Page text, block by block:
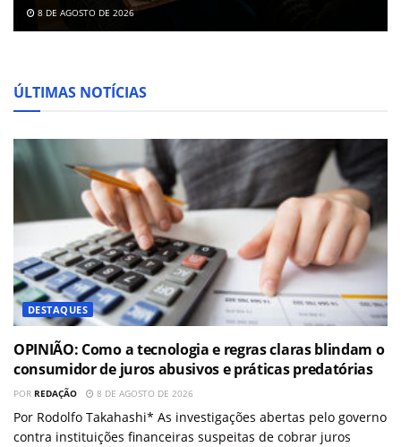
8 DE AGOSTO DE 2026
ÚLTIMAS NOTÍCIAS
DESTAQUES
OPINIÃO: Como a tecnologia e regras claras blindam o
consumidor de juros abusivos e práticas predatórias
POR REDAÇÃO 8 DE AGOSTO DE 2026
Por Rodolfo Takahashi* As investigações abertas pelo governo
contra instituições financeiras suspeitas de cobrar juros